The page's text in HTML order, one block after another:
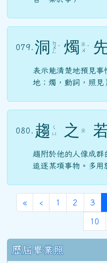
079. 洞 ㄉ
ㄨ
ㄥ
ˋ 燭 ㄓ
ㄨ ˊ
表示能清楚地預見事
地；燭，動詞，照見
080. 趨
ㄑ
ㄩ
之 ㄓ
趨附於他的人像成群
追逐某項事物。多用
«第一頁
‹ 上一頁
1 2 3
10
右邊區域內容
歷屆畢業照
70學年度(71